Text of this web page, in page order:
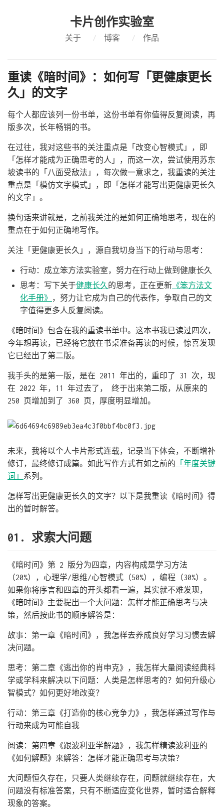
卡片创作实验室
关于 / 博客 / 作品
重读《暗时间》：如何写「更健康更长
久」的文字
每个人都应该列一份书单，这份书单有你值得反复阅读，再
版多次，长年畅销的书。
在过往，我对这些书的关注重点是「改变心智模式」，即
「怎样才能成为正确思考的人」，而这一次，尝试使用苏东
坡读书的「八面受敌法」，每次做一意求之，我重读的关注
重点是「模仿文字模式」，即「怎样才能写出更健康更长久
的文字」。
换句话来讲就是，之前我关注的是如何正确地思考，现在的
重点在于如何正确地写作。
关注「更健康更长久」，源自我切身当下的行动与思考：
行动：成立笨方法实验室，努力在行动上做到健康长久
思考：写下关于健康长久 的思考，正在更新 《笨方法文
化手册》 ，努力让它成为自己的代表作，争取自己的文
字值得更多人反复阅读。
《暗时间》包含在我的重读书单中。这本书我已读过四次，
今年想再读，已经将它放在书桌准备再读的时候，惊喜发现
它已经出了第二版。
我手头的是第一版，是在 2011 年出的，重印了 31 次，现
在 2022 年，11 年过去了， 终于出来第二版，从原来的
250 页增加到了 360 页，厚度明显增加。
未来，我将以个人卡片形式连载，记录当下体会，不断增补
修订，最终修订成篇。如此写作方式有如之前的 「年度关键
词」 系列。
怎样写出更健康更长久的文字？以下是我重读《暗时间》得
出的暂时解答。
01. 求索大问题
《暗时间》第 2 版分为四章，内容构成是学习方法
（20%），心理学/思维/心智模式（50%），编程（30%）。
如果你将序言和四章的开头都看一遍，其实就不难发现，
《暗时间》主要提出一个大问题：怎样才能正确思考与决
策，然后按此书的顺序解答是：
故事：第一章《暗时间》，我怎样去养成良好学习习惯去解
决问题。
思考：第二章《逃出你的肖申克》，我怎样大量阅读经典科
学或学科来解决以下问题：人类是怎样思考的？如何升级心
智模式？如何更好地改变？
行动：第三章《打造你的核心竞争力》，我怎样通过写作与
行动来成为可能自我
阅读：第四章《跟波利亚学解题》，我怎样精读波利亚的
《如何解题》来解答：怎样才能正确思考与决策？
大问题恒久存在，只要人类继续存在，问题就继续存在，大
问题没有标准答案，只有不断适应变化世界，暂时适合解释
现象的答案。